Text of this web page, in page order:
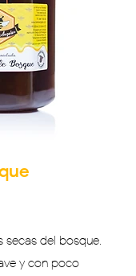
secas del bosque.
y con poco